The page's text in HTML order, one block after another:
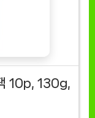
10p, 130g,